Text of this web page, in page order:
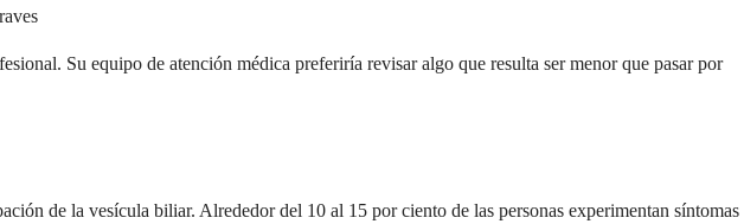
Su equipo de atención médica preferiría revisar algo que resulta ser menor que pasar por
de la vesícula biliar. Alrededor del 10 al 15 por ciento de las personas experimentan síntomas